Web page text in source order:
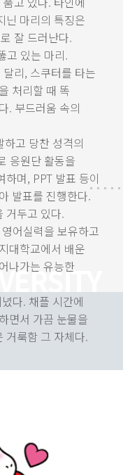
닌 마리의 특징은
잘 드러난다.
고 있는 마리.
리, 스쿠터를 타는
처리할 때 똑
. 부드러움 속의
고 당찬 성격의
응원단 활동을
며, PPT 발표 등이
발표를 진행한다.
거두고 있다.
어실력을 보유하고
대학교에서 배운
나가는 유능한
다. 채플 시간에
면서 가끔 눈물을
거룩함 그 자체다.